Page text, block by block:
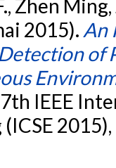
Zhen Ming,
2015). An
of
IEEE